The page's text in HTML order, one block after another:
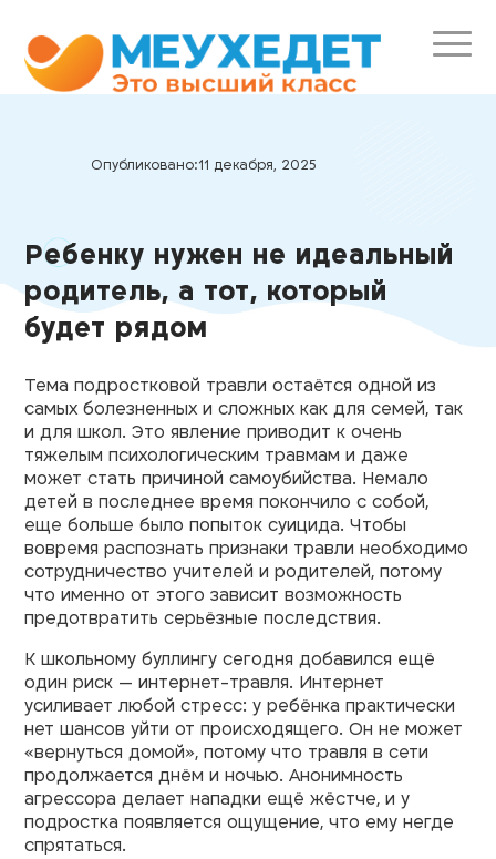
Опубликовано:11 декабря, 2025
Ребенку нужен не идеальный
родитель, а тот, который
будет рядом
Тема подростковой травли остаётся одной из
самых болезненных и сложных как для семей, так
и для школ. Это явление приводит к очень
тяжелым психологическим травмам и даже
может стать причиной самоубийства. Немало
детей в последнее время покончило с собой,
еще больше было попыток суицида. Чтобы
вовремя распознать признаки травли необходимо
сотрудничество учителей и родителей, потому
что именно от этого зависит возможность
предотвратить серьёзные последствия.
К школьному буллингу сегодня добавился ещё
один риск — интернет-травля. Интернет
усиливает любой стресс: у ребёнка практически
нет шансов уйти от происходящего. Он не может
«вернуться домой», потому что травля в сети
продолжается днём и ночью. Анонимность
агрессора делает нападки ещё жёстче, и у
подростка появляется ощущение, что ему негде
спрятаться.